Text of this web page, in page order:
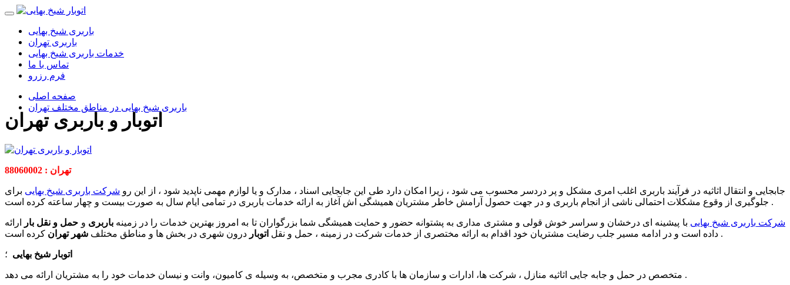
باربری شیخ بهایی
باربری تهران
خدمات باربری شیخ بهایی
تماس با ما
فرم رزرو
صفحه اصلی
باربری شیخ بهایی در مناطق مختلف تهران
اتوبار و باربری تهران
تهران : 88060002
جابجایی و انتقال اثاثیه در فرآیند باربری اغلب امری مشکل و پر دردسر محسوب می شود ، زیرا امکان دارد طی این جابجایی اسناد ، مدارک و یا لوازم مهمی ناپدید شود ، از این رو شرکت باربری شیخ بهایی برای
جلوگیری از وقوع مشکلات احتمالی ناشی از انجام باربری و در جهت حصول آرامش خاطر مشتریان همیشگی اش آغاز به ارائه خدمات باربری در تمامی ایام سال به صورت بیست و چهار ساعته کرده است .
شرکت باربری شیخ بهایی با پیشینه ای درخشان و سراسر خوش قولی و مشتری مداری به پشتوانه حضور و حمایت همیشگی شما بزرگواران تا به امروز بهترین خدمات را در زمینهباربری و حمل و نقل بار
ارائه
داده است و در ادامه مسیر جلب رضایت مشتریان خود اقدام به ارائه مختصری از خدمات شرکت در زمینه ، حمل و نقل اتوبار درون شهری در بخش ها و مناطق مختلف شهر تهران کرده است .
اتوبار شیخ بهایی ؛
متخصص در حمل و جابه جایی اثاثیه منازل ، شرکت ها، ادارات و سازمان ها با کادری مجرب و متخصص، به وسیله ی کامیون، وانت و نیسان خدمات خود را به مشتریان ارائه می دهد .